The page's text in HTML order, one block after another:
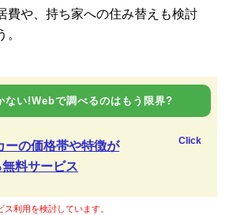
費や、持ち家への住み替えも検討
。
ない!Webで調べるのはもう限界?
の価格帯や特徴が
料サービス
Click
利用を検討しています。